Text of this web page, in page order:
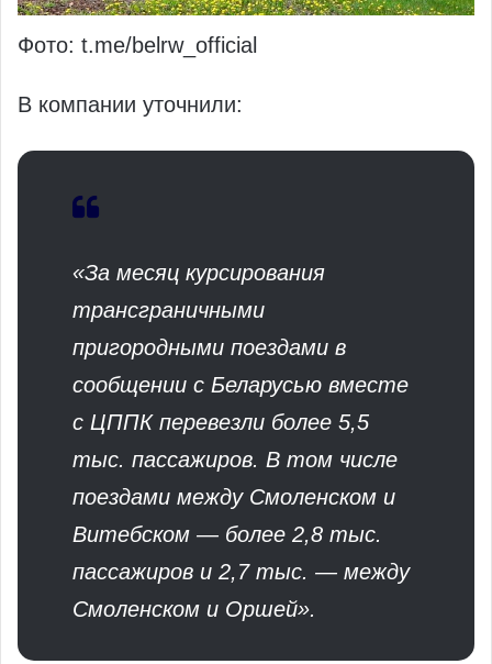
Фото: t.me/belrw_official
В компании уточнили:
«За месяц курсирования
трансграничными
пригородными поездами в
сообщении с Беларусью вместе
с ЦППК перевезли более 5,5
тыс. пассажиров. В том числе
поездами между Смоленском и
Витебском — более 2,8 тыс.
пассажиров и 2,7 тыс. — между
Смоленском и Оршей».